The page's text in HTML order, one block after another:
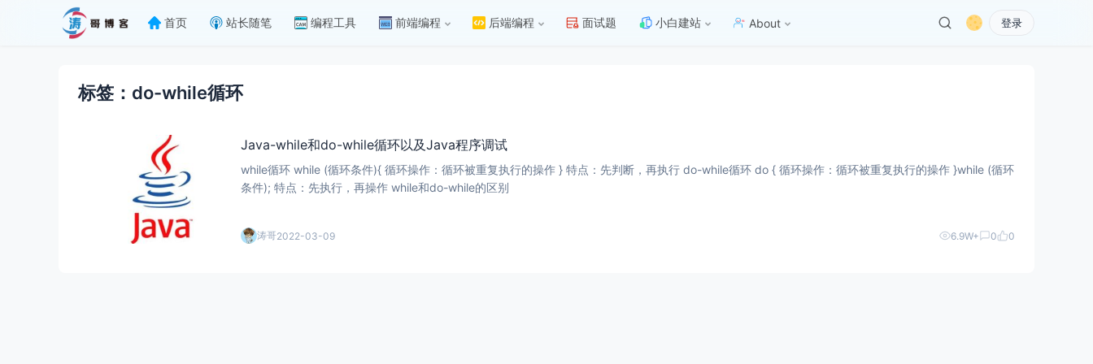
首页 站长随笔 编程工具 前端编程 后端编程 面试题 小白建站 About 登录
标签：do-while循环
Java-while和do-while循环以及Java程序调试
while循环 while (循环条件){ 循环操作：循环被重复执行的操作 } 特点：先判断，再执行 do-while循环 do { 循环操作：循环被重复执行的操作 }while (循环
条件); 特点：先执行，再操作 while和do-while的区别
涛哥2022-03-09 6.9W+ 0 0